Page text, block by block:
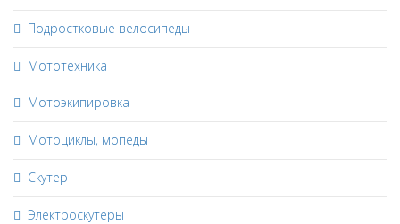
Подростковые велосипеды
Мототехника
Мотоэкипировка
Мотоциклы, мопеды
Скутер
Электроскутеры